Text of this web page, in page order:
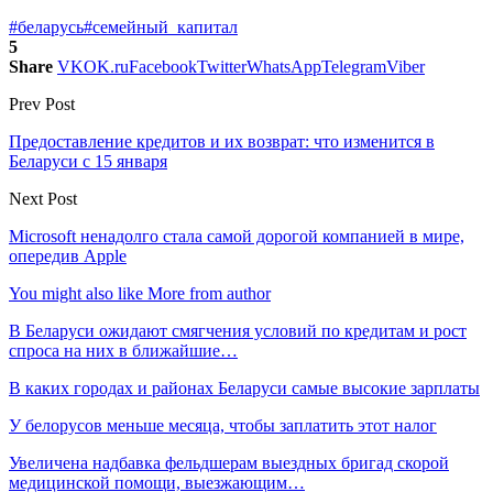
#беларусь#семейный_капитал
5
Share VKOK.ruFacebookTwitterWhatsAppTelegramViber
Prev Post
Предоставление кредитов и их возврат: что изменится в
Беларуси с 15 января
Next Post
Microsoft ненадолго стала самой дорогой компанией в мире,
опередив Apple
You might also like More from author
В Беларуси ожидают смягчения условий по кредитам и рост
спроса на них в ближайшие…
В каких городах и районах Беларуси самые высокие зарплаты
У белорусов меньше месяца, чтобы заплатить этот налог
Увеличена надбавка фельдшерам выездных бригад скорой
медицинской помощи, выезжающим…